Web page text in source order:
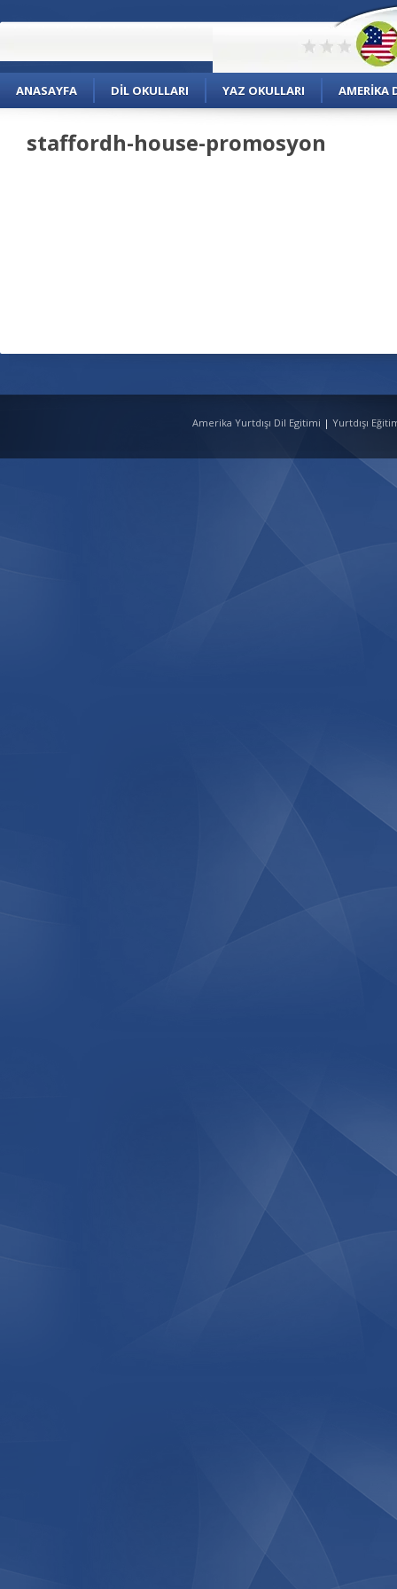
ANASAYFA DIL OKULLARI YAZ OKULLARI AMERIKA
staffordh-house-promosyon
Amerika Yurtdışı Dil Egitimi | Yurtdışı